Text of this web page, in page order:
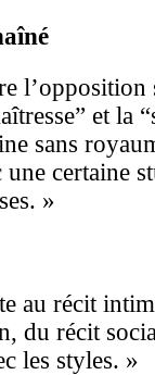
l’opposition
et la
sans
certaine
»
au récit
du récit
les styles. »